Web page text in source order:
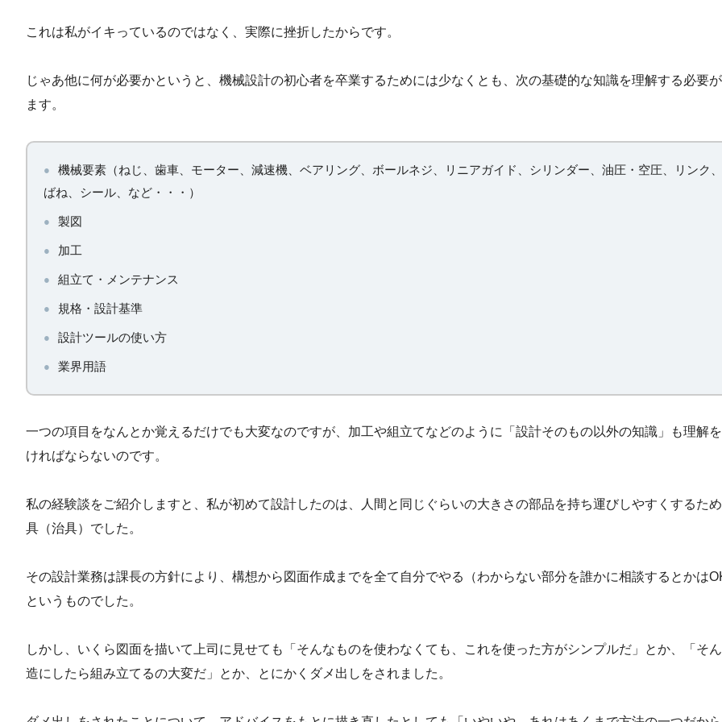
これは私がイキっているのではなく、実際に挫折したからです。
じゃあ他に何が必要かというと、機械設計の初心者を卒業するためには少なくとも、次の基礎的な知識を理解する必要
ます。
機械要素（ねじ、歯車、モーター、減速機、ベアリング、ボールネジ、リニアガイド、シリンダー、油圧・空圧、リンク、
ばね、シール、など・・・）
製図
加工
組立て・メンテナンス
規格・設計基準
設計ツールの使い方
業界用語
一つの項目をなんとか覚えるだけでも大変なのですが、加工や組立てなどのように「設計そのもの以外の知識」も理解
ければならないのです。
私の経験談をご紹介しますと、私が初めて設計したのは、人間と同じぐらいの大きさの部品を持ち運びしやすくするた
具（治具）でした。
その設計業務は課長の方針により、構想から図面作成までを全て自分でやる（わからない部分を誰かに相談するとかは
というものでした。
しかし、いくら図面を描いて上司に見せても「そんなものを使わなくても、これを使った方がシンプルだ」とか、「そ
造にしたら組み立てるの大変だ」とか、とにかくダメ出しをされました。